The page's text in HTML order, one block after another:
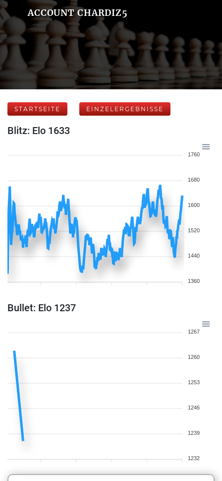
ACCOUNT CHARDIZ5
STARTSEITE EINZELERGEBNISSE
Blitz: Elo 1633
1760
1680
1600
1520
1440
1360
Bullet: Elo 1237
1267
1260
1253
1246
1239
1232